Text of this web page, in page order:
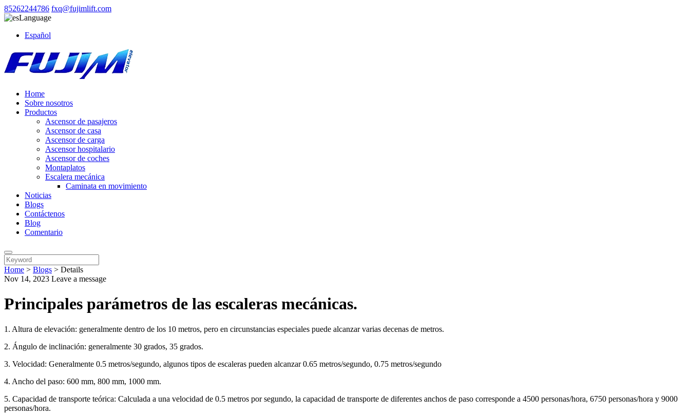
85262244786 fxq@fujimlift.com
Language
Español
Home
Sobre nosotros
Productos
Ascensor de pasajeros
Ascensor de casa
Ascensor de carga
Ascensor hospitalario
Ascensor de coches
Montaplatos
Escalera mecánica
Caminata en movimiento
Noticias
Blogs
Contáctenos
Blog
Comentario
Home > Blogs > Details
Nov 14, 2023 Leave a message
Principales parámetros de las escaleras mecánicas.
1. Altura de elevación: generalmente dentro de los 10 metros, pero en circunstancias especiales puede alcanzar varias decenas de metros.
2. Ángulo de inclinación: generalmente 30 grados, 35 grados.
3. Velocidad: Generalmente 0.5 metros/segundo, algunos tipos de escaleras pueden alcanzar 0.65 metros/segundo, 0.75 metros/segundo
4. Ancho del paso: 600 mm, 800 mm, 1000 mm.
5. Capacidad de transporte teórica: Calculada a una velocidad de 0.5 metros por segundo, la capacidad de transporte de diferentes anchos de paso corresponde a 4500 personas/hora, 6750 personas/hora y 9000
personas/hora.